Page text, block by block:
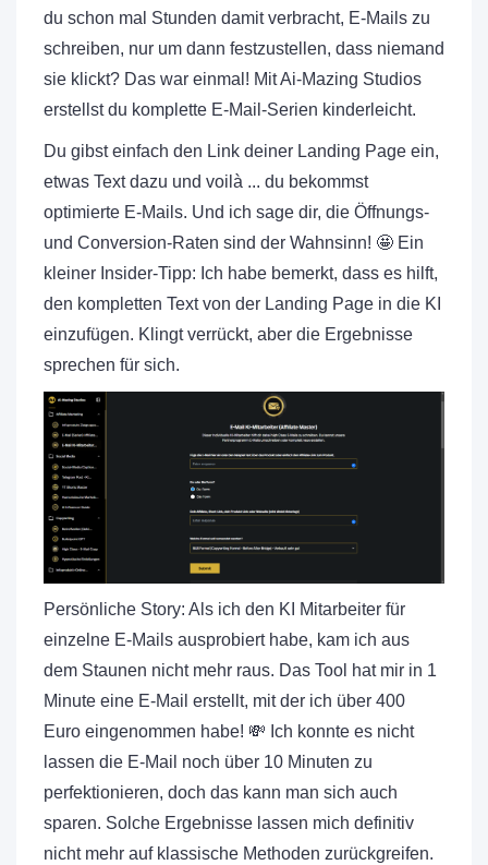
du schon mal Stunden damit verbracht, E-Mails zu
schreiben, nur um dann festzustellen, dass niemand
sie klickt? Das war einmal! Mit Ai-Mazing Studios
erstellst du komplette E-Mail-Serien kinderleicht.
Du gibst einfach den Link deiner Landing Page ein,
etwas Text dazu und voilà ... du bekommst
optimierte E-Mails. Und ich sage dir, die Öffnungs-
und Conversion-Raten sind der Wahnsinn! 🤩 Ein
kleiner Insider-Tipp: Ich habe bemerkt, dass es hilft,
den kompletten Text von der Landing Page in die KI
einzufügen. Klingt verrückt, aber die Ergebnisse
sprechen für sich.
Persönliche Story: Als ich den KI Mitarbeiter für
einzelne E-Mails ausprobiert habe, kam ich aus
dem Staunen nicht mehr raus. Das Tool hat mir in 1
Minute eine E-Mail erstellt, mit der ich über 400
Euro eingenommen habe! 💸 Ich konnte es nicht
lassen die E-Mail noch über 10 Minuten zu
perfektionieren, doch das kann man sich auch
sparen. Solche Ergebnisse lassen mich definitiv
nicht mehr auf klassische Methoden zurückgreifen.